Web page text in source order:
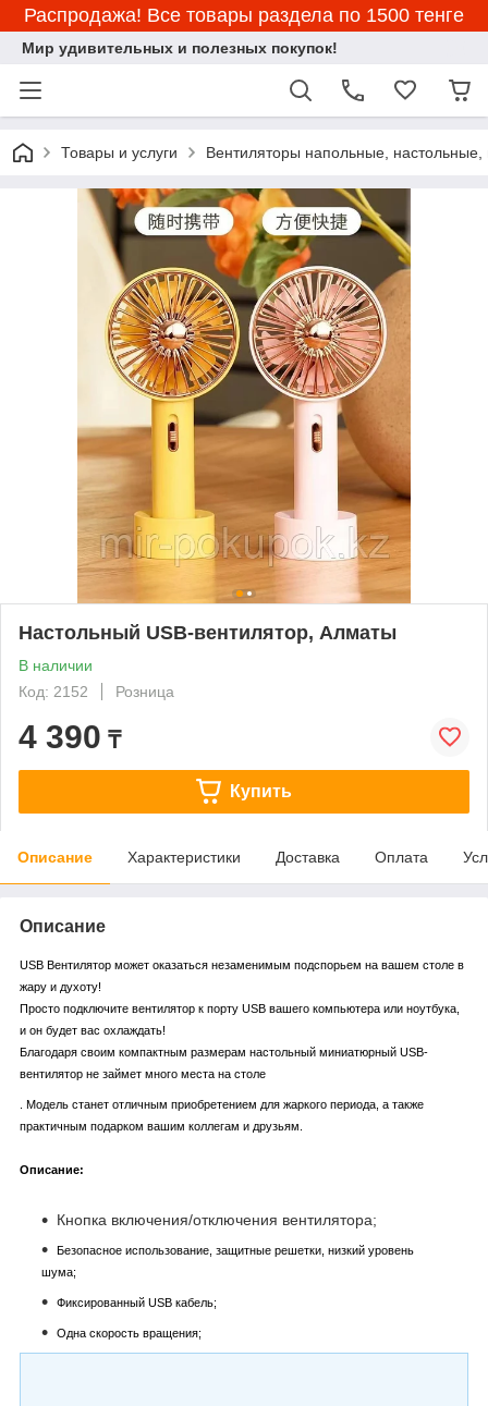
Распродажа! Все товары раздела по 1500 тенге
Мир удивительных и полезных покупок!
Товары и услуги Вентиляторы напольные, настольные,
Настольный USB-вентилятор, Алматы
В наличии
Код: 2152
Розница
4 390 ₸
Купить
Описание Характеристики Доставка Оплата
Описание
USB Вентилятор может оказаться незаменимым подспорьем на вашем столе в
жару и духоту!
Просто подключите вентилятор к порту USB вашего компьютера или ноутбука,
и он будет вас охлаждать!
Благодаря своим компактным размерам настольный миниатюрный USB-
вентилятор не займет много места на столе
. Модель станет отличным приобретением для жаркого периода, а также
практичным подарком вашим коллегам и друзьям.
Описание:
Кнопка включения/отключения вентилятора;
Безопасное использование, защитные решетки, низкий уровень
шума;
Фиксированный USB кабель;
Одна скорость вращения;